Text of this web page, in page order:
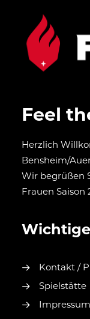
Feel
Herzlich
Bensheim/
Wir begrüßen
Frauen Saison
Kontakt /
Spielstätte
Impressum